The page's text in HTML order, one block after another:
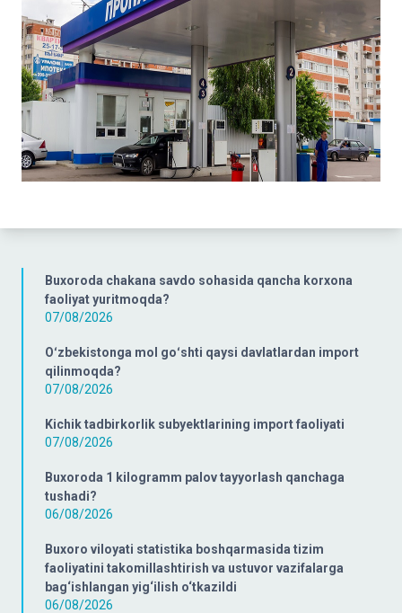
Buxoroda chakana savdo sohasida qancha korxona
faoliyat yuritmoqda?
07/08/2026
Oʻzbekistonga mol goʻshti qaysi davlatlardan import
qilinmoqda?
07/08/2026
Kichik tadbirkorlik subyektlarining import faoliyati
07/08/2026
Buxoroda 1 kilogramm palov tayyorlash qanchaga
tushadi?
06/08/2026
Buxoro viloyati statistika boshqarmasida tizim
faoliyatini takomillashtirish va ustuvor vazifalarga
bag‘ishlangan yig‘ilish o‘tkazildi
06/08/2026